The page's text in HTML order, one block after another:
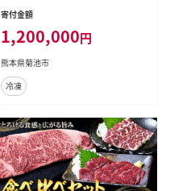
食べ比べ セット 合同会社たべたせ
詰め合わせ 赤牛 国産和牛 和牛 ステ
ーキ 馬肉 赤身 霜降り たてがみ 熊本
県産 九州産 送料無料 ---069-1933-
--
寄付金額
1,200,000円
熊本県菊池市
冷凍